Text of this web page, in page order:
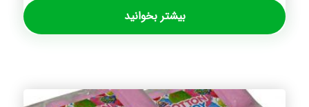
بیشتر بخوانید